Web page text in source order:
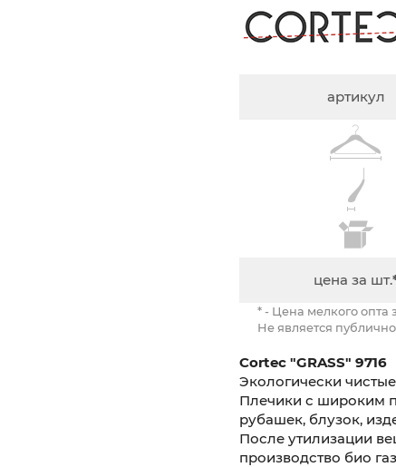
артикул
цена за шт.
* - Цена мелкого опта
Не является
Cortec "GRASS" 9716
Экологически
Плечики с широким
рубашек, блузок,
После утилизации
производство био